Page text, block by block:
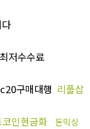
저수수료
구매대행 리플삽
코인현금화
돈믹싱